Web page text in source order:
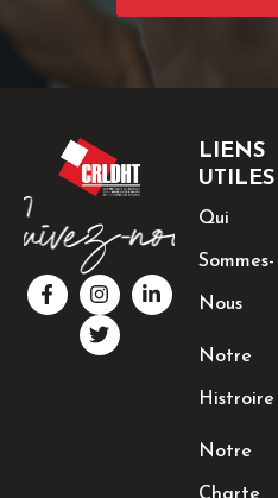
F
a
c
I
n
s
t
a
L
i
n
T
w
i
t
t
LIENS
UTILES
Qui
Sommes-
Nous
Notre
Histroire
Notre